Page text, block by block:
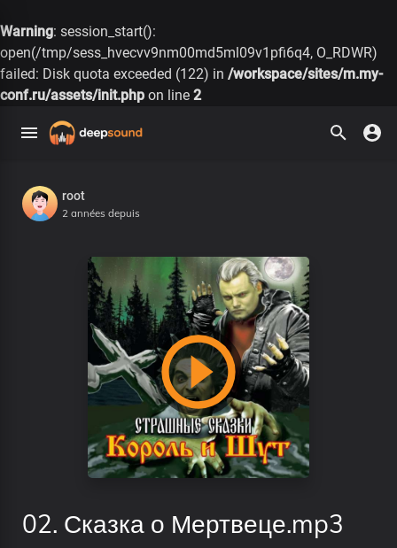
Warning: session_start():
open(/tmp/sess_hvecvv9nm00md5ml09v1pfi6q4, O_RDWR)
failed: Disk quota exceeded (122) in /workspace/sites/m.my-
conf.ru/assets/init.php on line 2
root
2 années depuis
02. Сказка о Мертвеце.mp3